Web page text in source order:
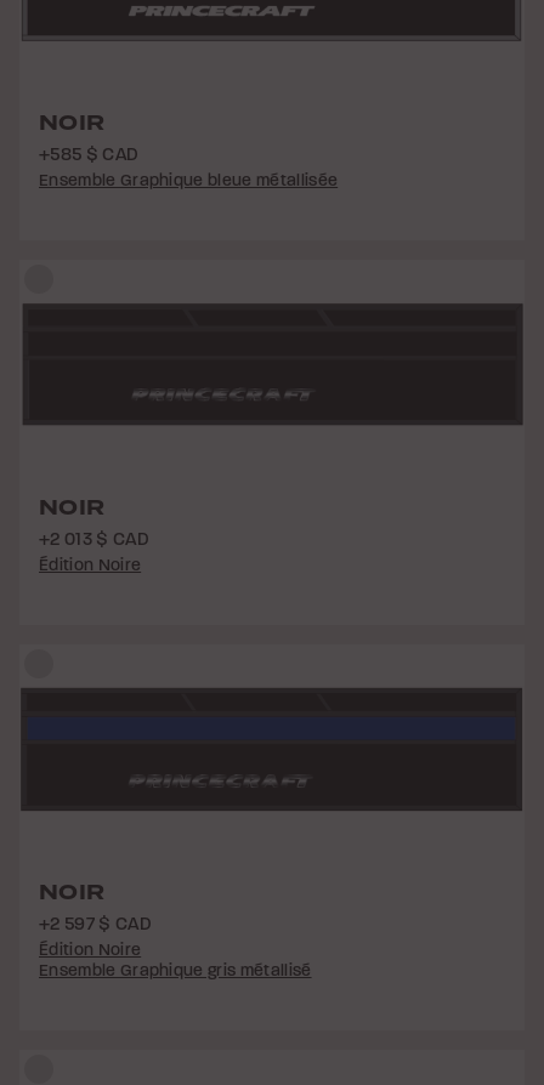
NOIR
+585 $ CAD
Ensemble Graphique bleue métallisée
NOIR
+2 013 $ CAD
Édition Noire
NOIR
+2 597 $ CAD
Édition Noire
Ensemble Graphique gris métallisé